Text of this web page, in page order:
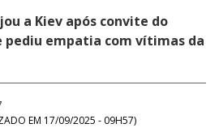
a Kiev após convite do
pediu empatia com vítimas da
EM 17/09/2025 - 09H57)